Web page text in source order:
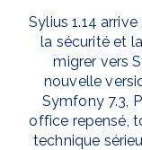
Sylius 1.14
la sécurité et
migrer vers
nouvelle
Symfony 7.3,
office repensé,
technique